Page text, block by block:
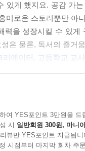
기의 자동화가 되려면?
문장을 소리 내어 읽는다.
어야 할까?
가 다를 수 있음을 알고
알맞게 띄어 읽는다.
기를 살려 그림책, 시
있게 했지요. 공감 가
미로운 스토리뿐만 아
력을 성장시킬 수 있
은 물론, 독서의 즐거
리에이터, 고등학교 교
, 책 읽기의 재미를 느
한 발 더 다가설 수
로 콩나물쌤의 책을 통
님, 『혼공하는 아이들
여 YES포인트 3만원을 드
시 일반회원 300원, 마니
뷰만 YES포인트 지급됩니
시점부터 마지막 회차 주